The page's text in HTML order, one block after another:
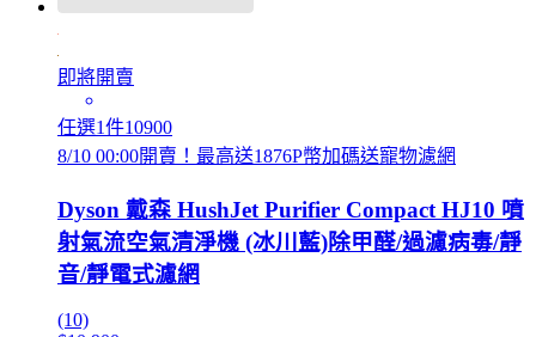
即將開賣
任選1件10900
8/10 00:00開賣！最高送1876P幣加碼送寵物濾網
Dyson 戴森 HushJet Purifier Compact HJ10 噴
射氣流空氣清淨機 (冰川藍)除甲醛/過濾病毒/靜
音/靜電式濾網
(10)